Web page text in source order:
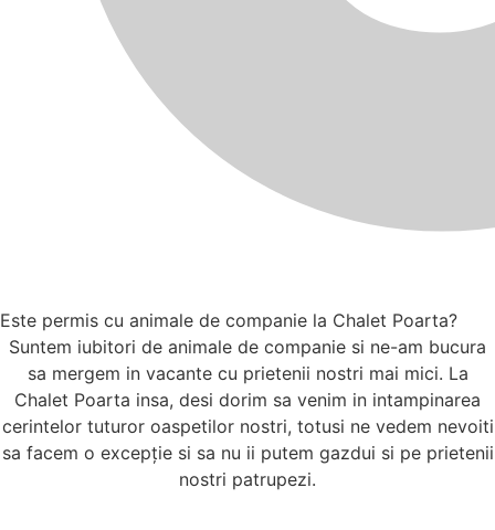
Este permis cu animale de companie la Chalet Poarta?
Suntem iubitori de animale de companie si ne-am bucura
sa mergem in vacante cu prietenii nostri mai mici. La
Chalet Poarta insa, desi dorim sa venim in intampinarea
cerintelor tuturor oaspetilor nostri, totusi ne vedem nevoiti
sa facem o excepție si sa nu ii putem gazdui si pe prietenii
nostri patrupezi.